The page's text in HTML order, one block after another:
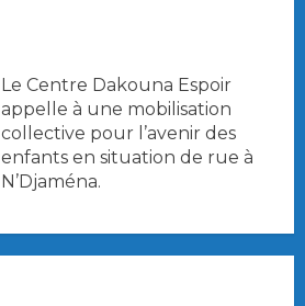
Le Centre Dakouna Espoir
appelle à une mobilisation
collective pour l’avenir des
enfants en situation de rue à
N’Djaména.